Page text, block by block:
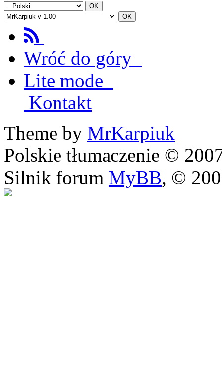
Wróć do góry
Lite mode
Kontakt
Theme by MrKarpiuk
Polskie tłumaczenie ©
Silnik forum MyBB, ©